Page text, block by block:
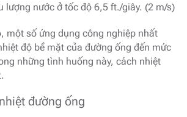
lượng nước ở tốc độ 6,5 ft./giây. (2 m/s)
một số ứng dụng công nghiệp nhất
độ bề mặt của đường ống đến mức
những tình huống này, cách nhiệt
đường ống